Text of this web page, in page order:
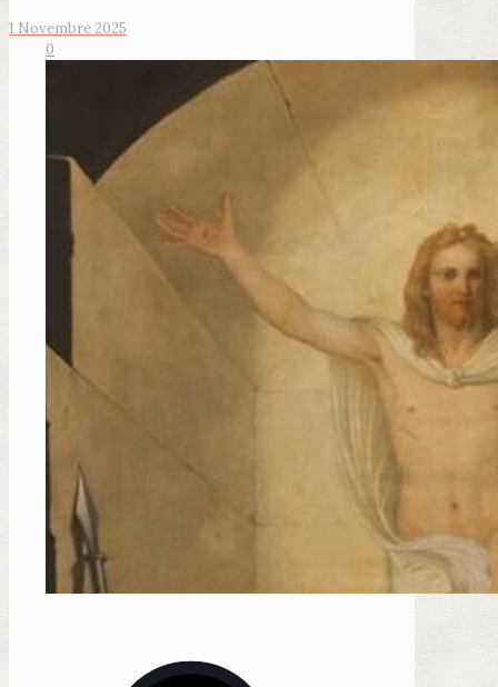
1 Novembre 2025
0